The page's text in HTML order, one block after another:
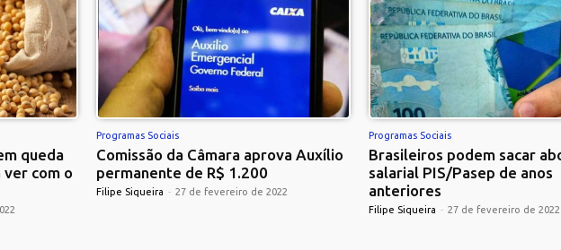
queda
ver com o
Programas Sociais
Comissão da Câmara aprova Auxílio
permanente de R$ 1.200
Filipe Siqueira - 27 de fevereiro de 2022
Programas Sociais
Brasileiros podem sacar
salarial PIS/Pasep de anos
anteriores
Filipe Siqueira - 27 de fevereiro de 2022